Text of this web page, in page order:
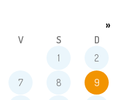
»
V S
D
1
2
7 8 9